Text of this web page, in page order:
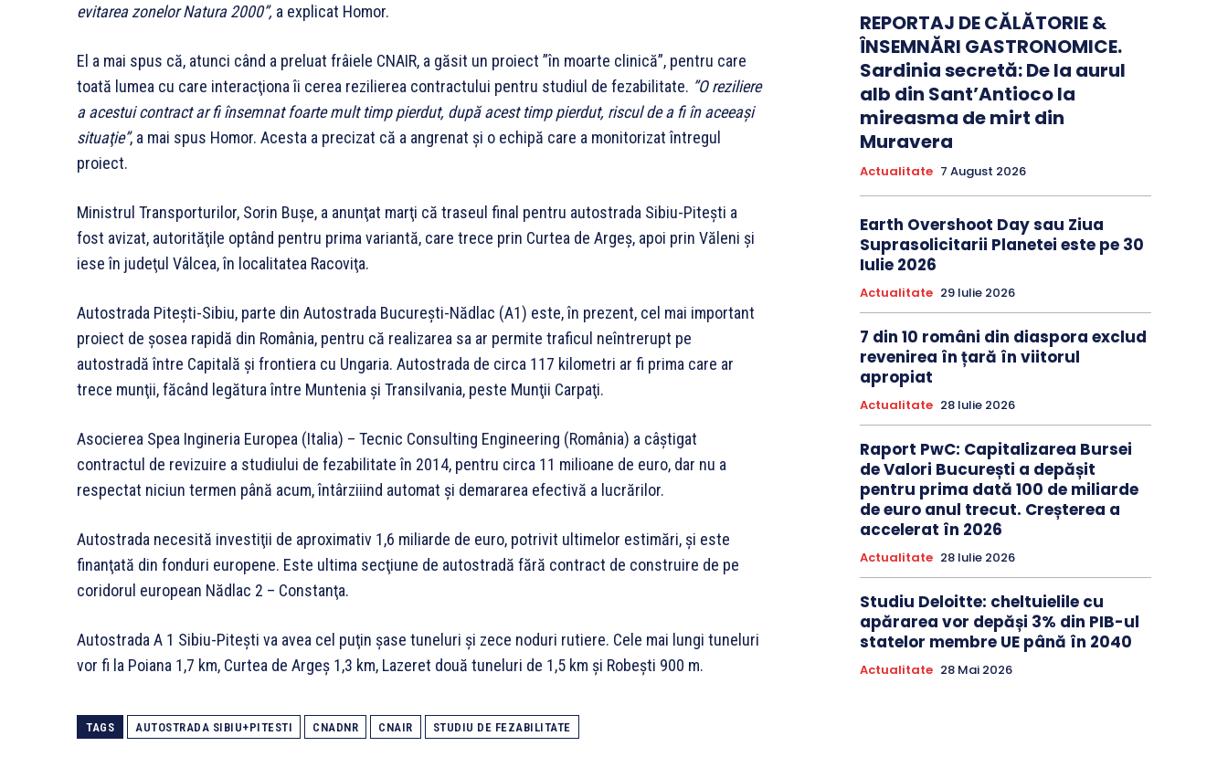
evitarea zonelor Natura 2000”, a explicat Homor.
El a mai spus că, atunci când a preluat frâiele CNAIR, a găsit un proiect ”în moarte clinică”, pentru care
toată lumea cu care interacţiona îi cerea rezilierea contractului pentru studiul de fezabilitate. ”O reziliere
a acestui contract ar fi însemnat foarte mult timp pierdut, după acest timp pierdut, riscul de a fi în aceeaşi
situaţie”, a mai spus Homor. Acesta a precizat că a angrenat şi o echipă care a monitorizat întregul
proiect.
Ministrul Transporturilor, Sorin Buşe, a anunţat marţi că traseul final pentru autostrada Sibiu-Piteşti a
fost avizat, autorităţile optând pentru prima variantă, care trece prin Curtea de Argeş, apoi prin Văleni şi
iese în judeţul Vâlcea, în localitatea Racoviţa.
Autostrada Piteşti-Sibiu, parte din Autostrada Bucureşti-Nădlac (A1) este, în prezent, cel mai important
proiect de şosea rapidă din România, pentru că realizarea sa ar permite traficul neîntrerupt pe
autostradă între Capitală şi frontiera cu Ungaria. Autostrada de circa 117 kilometri ar fi prima care ar
trece munţii, făcând legătura între Muntenia şi Transilvania, peste Munţii Carpaţi.
Asocierea Spea Ingineria Europea (Italia) – Tecnic Consulting Engineering (România) a câştigat
contractul de revizuire a studiului de fezabilitate în 2014, pentru circa 11 milioane de euro, dar nu a
respectat niciun termen până acum, întârziiind automat şi demararea efectivă a lucrărilor.
Autostrada necesită investiţii de aproximativ 1,6 miliarde de euro, potrivit ultimelor estimări, şi este
finanţată din fonduri europene. Este ultima secţiune de autostradă fără contract de construire de pe
coridorul european Nădlac 2 – Constanţa.
Autostrada A 1 Sibiu-Piteşti va avea cel puţin şase tuneluri şi zece noduri rutiere. Cele mai lungi tuneluri
vor fi la Poiana 1,7 km, Curtea de Argeş 1,3 km, Lazeret două tuneluri de 1,5 km şi Robeşti 900 m.
TAGS AUTOSTRADA SIBIU+PITESTI CNADNR CNAIR STUDIU DE FEZABILITATE
REPORTAJ DE CĂLĂTORIE &
ÎNSEMNĂRI GASTRONOMICE.
Sardinia secretă: De la aurul
alb din Sant’Antioco la
mireasma de mirt din
Muravera
Actualitate 7 August 2026
Earth Overshoot Day sau Ziua
Suprasolicitarii Planetei este pe 30
Iulie 2026
Actualitate 29 Iulie 2026
7 din 10 români din diaspora exclud
revenirea în țară în viitorul
apropiat
Actualitate 28 Iulie 2026
Raport PwC: Capitalizarea Bursei
de Valori București a depășit
pentru prima dată 100 de miliarde
de euro anul trecut. Creșterea a
accelerat în 2026
Actualitate 28 Iulie 2026
Studiu Deloitte: cheltuielile cu
apărarea vor depăși 3% din PIB-ul
statelor membre UE până în 2040
Actualitate 28 Mai 2026